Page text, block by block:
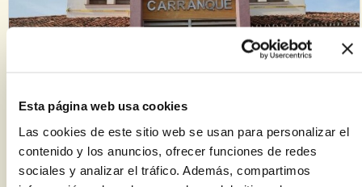
Esta página web usa cookies
Las cookies de este sitio web se usan para personalizar el
contenido y los anuncios, ofrecer funciones de redes
sociales y analizar el tráfico. Además, compartimos
Mercado de Carranque
Abierto
08:00 a 15:00